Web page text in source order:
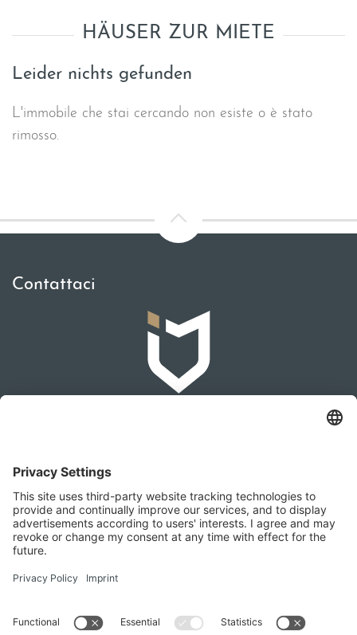
HÄUSER ZUR MIETE
Leider nichts gefunden
L'immobile che stai cercando non esiste o è stato
rimosso.
Contattaci
Franz-Josef-Straße 2, 4540 Bad Hall
+436642279874
office@immomaklerei.at